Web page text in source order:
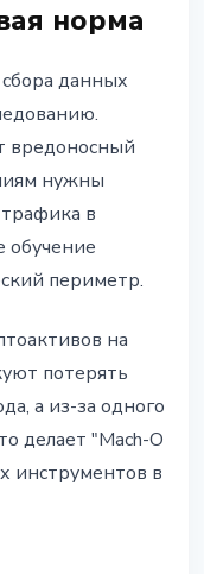
норма
данных
вредоносный
нужны
в
обучение
периметр.
на
потерять
а из-за одного
делает "Mach-O
инструментов в